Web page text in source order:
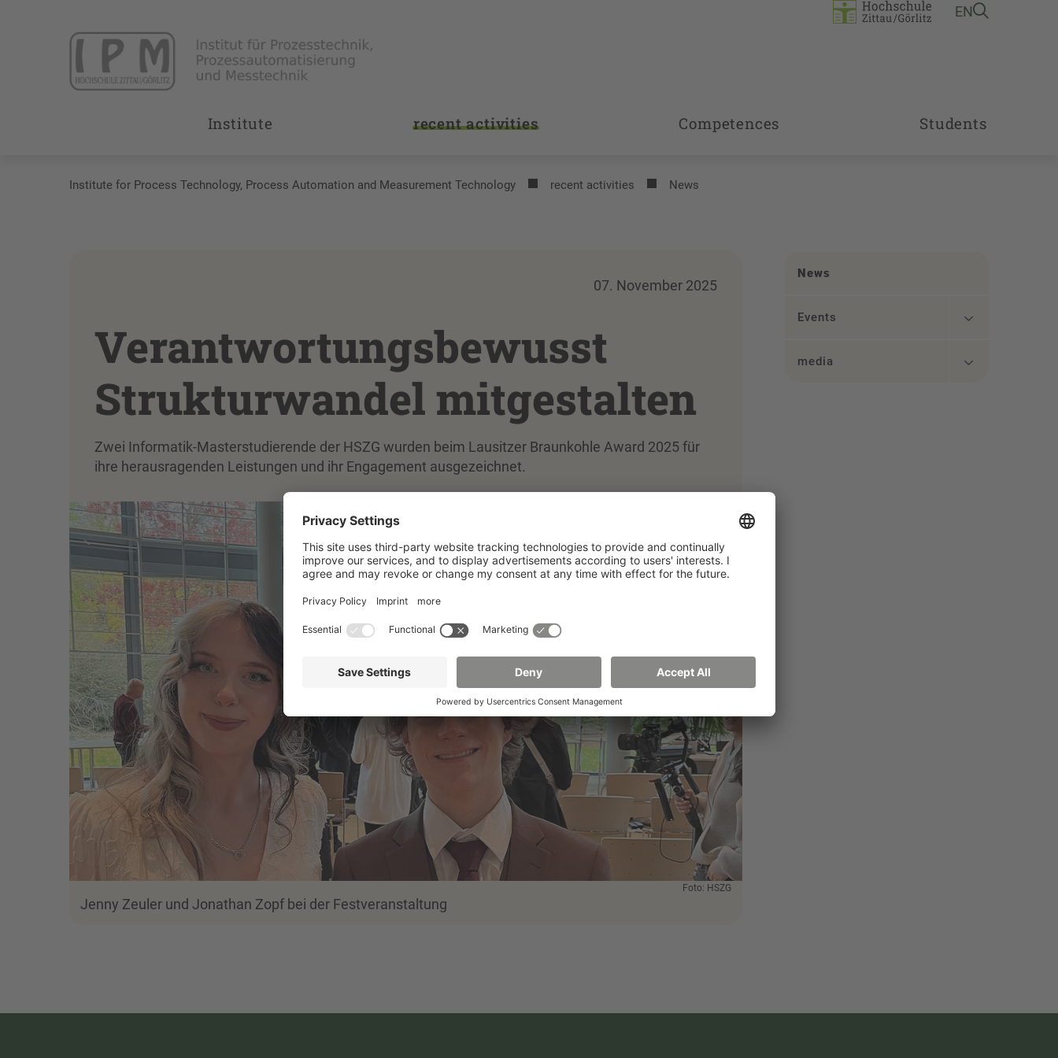
EN
Institute recent activities Competences Students
Institute for Process Technology, Process Automation and Measurement Technology recent activities News
07. November 2025
Verantwortungsbewusst
Strukturwandel mitgestalten
Zwei Informatik-Masterstudierende der HSZG wurden beim Lausitzer Braunkohle Award 2025 für
ihre herausragenden Leistungen und ihr Engagement ausgezeichnet.
Foto: HSZG
Jenny Zeuler und Jonathan Zopf bei der Festveranstaltung
News
Events
media